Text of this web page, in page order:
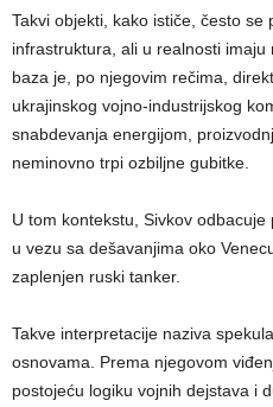
Takvi objekti, kako ističe, često se
infrastruktura, ali u realnosti
baza je, po njegovim rečima,
ukrajinskog vojno-industrijskog
snabdevanja energijom,
neminovno trpi ozbiljne gubitke.
U tom kontekstu, Sivkov
u vezu sa dešavanjima oko
zaplenjen ruski tanker.
Takve interpretacije naziva
osnovama. Prema njegovom
postojeću logiku vojnih dejstava i